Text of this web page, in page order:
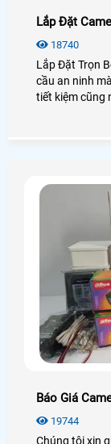
Lắp Đặt
18740
Lắp Đặt Trọn
cầu an ninh mà
tiết kiệm cũng
Báo Giá
19744
Chúng tôi xin